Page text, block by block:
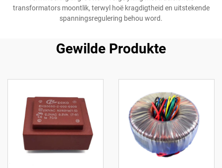
transformators moontlik, terwyl hoë kragdigtheid en uitstekende
spanningsregulering behou word.
Gewilde Produkte